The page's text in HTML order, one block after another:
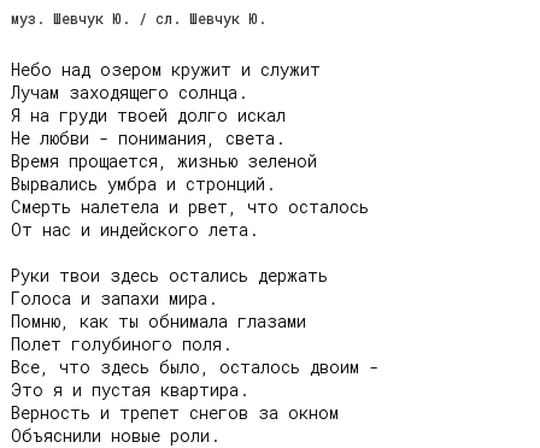
муз. Шевчук Ю. / сл. Шевчук Ю.
Небо над озером кружит и служит
Лучам заходящего солнца.
Я на груди твоей долго искал
Не любви - понимания, света.
Время прощается, жизнью зеленой
Вырвались умбра и стронций.
Смерть налетела и рвет, что осталось
От нас и индейского лета.
Руки твои здесь остались держать
Голоса и запахи мира.
Помню, как ты обнимала глазами
Полет голубиного поля.
Все, что здесь было, осталось двоим -
Это я и пустая квартира.
Верность и трепет снегов за окном
Объяснили новые роли.